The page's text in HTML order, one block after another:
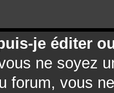
je éditer
ne soyez
forum, vous